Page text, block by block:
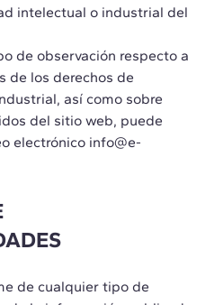
intelectual o industrial del
de observación respecto a
de los derechos de
así como sobre
del sitio web, puede
electrónico info@e-
de cualquier tipo de